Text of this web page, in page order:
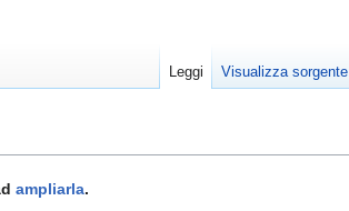
ampliarla.
Leggi Visualizza sorgente